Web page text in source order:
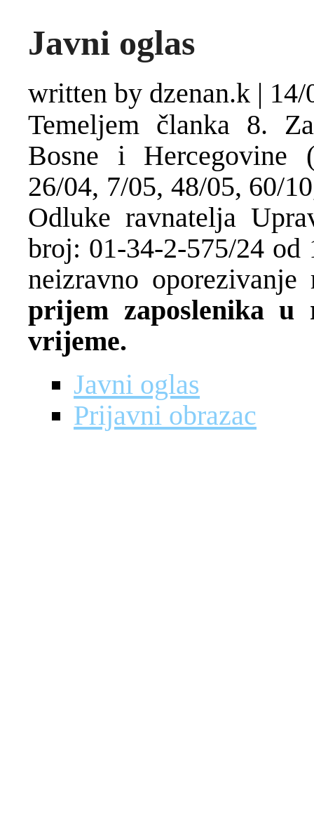
Javni oglas
written by dzenan.k | 14/
Temeljem članka 8.
Bosne i Hercegovine
26/04, 7/05, 48/05, 60/
Odluke ravnatelja
broj: 01-34-2-575/24 od
neizravno
prijem zaposlenika u
vrijeme.
Javni oglas
Prijavni obrazac